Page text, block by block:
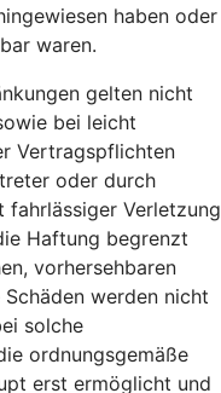
haben oder
waren.
gelten nicht
bei leicht
Vertragspflichten
oder durch
fahrlässiger Verletzung
Haftung begrenzt
vorhersehbaren
werden nicht
solche
ordnungsgemäße
erst ermöglicht und